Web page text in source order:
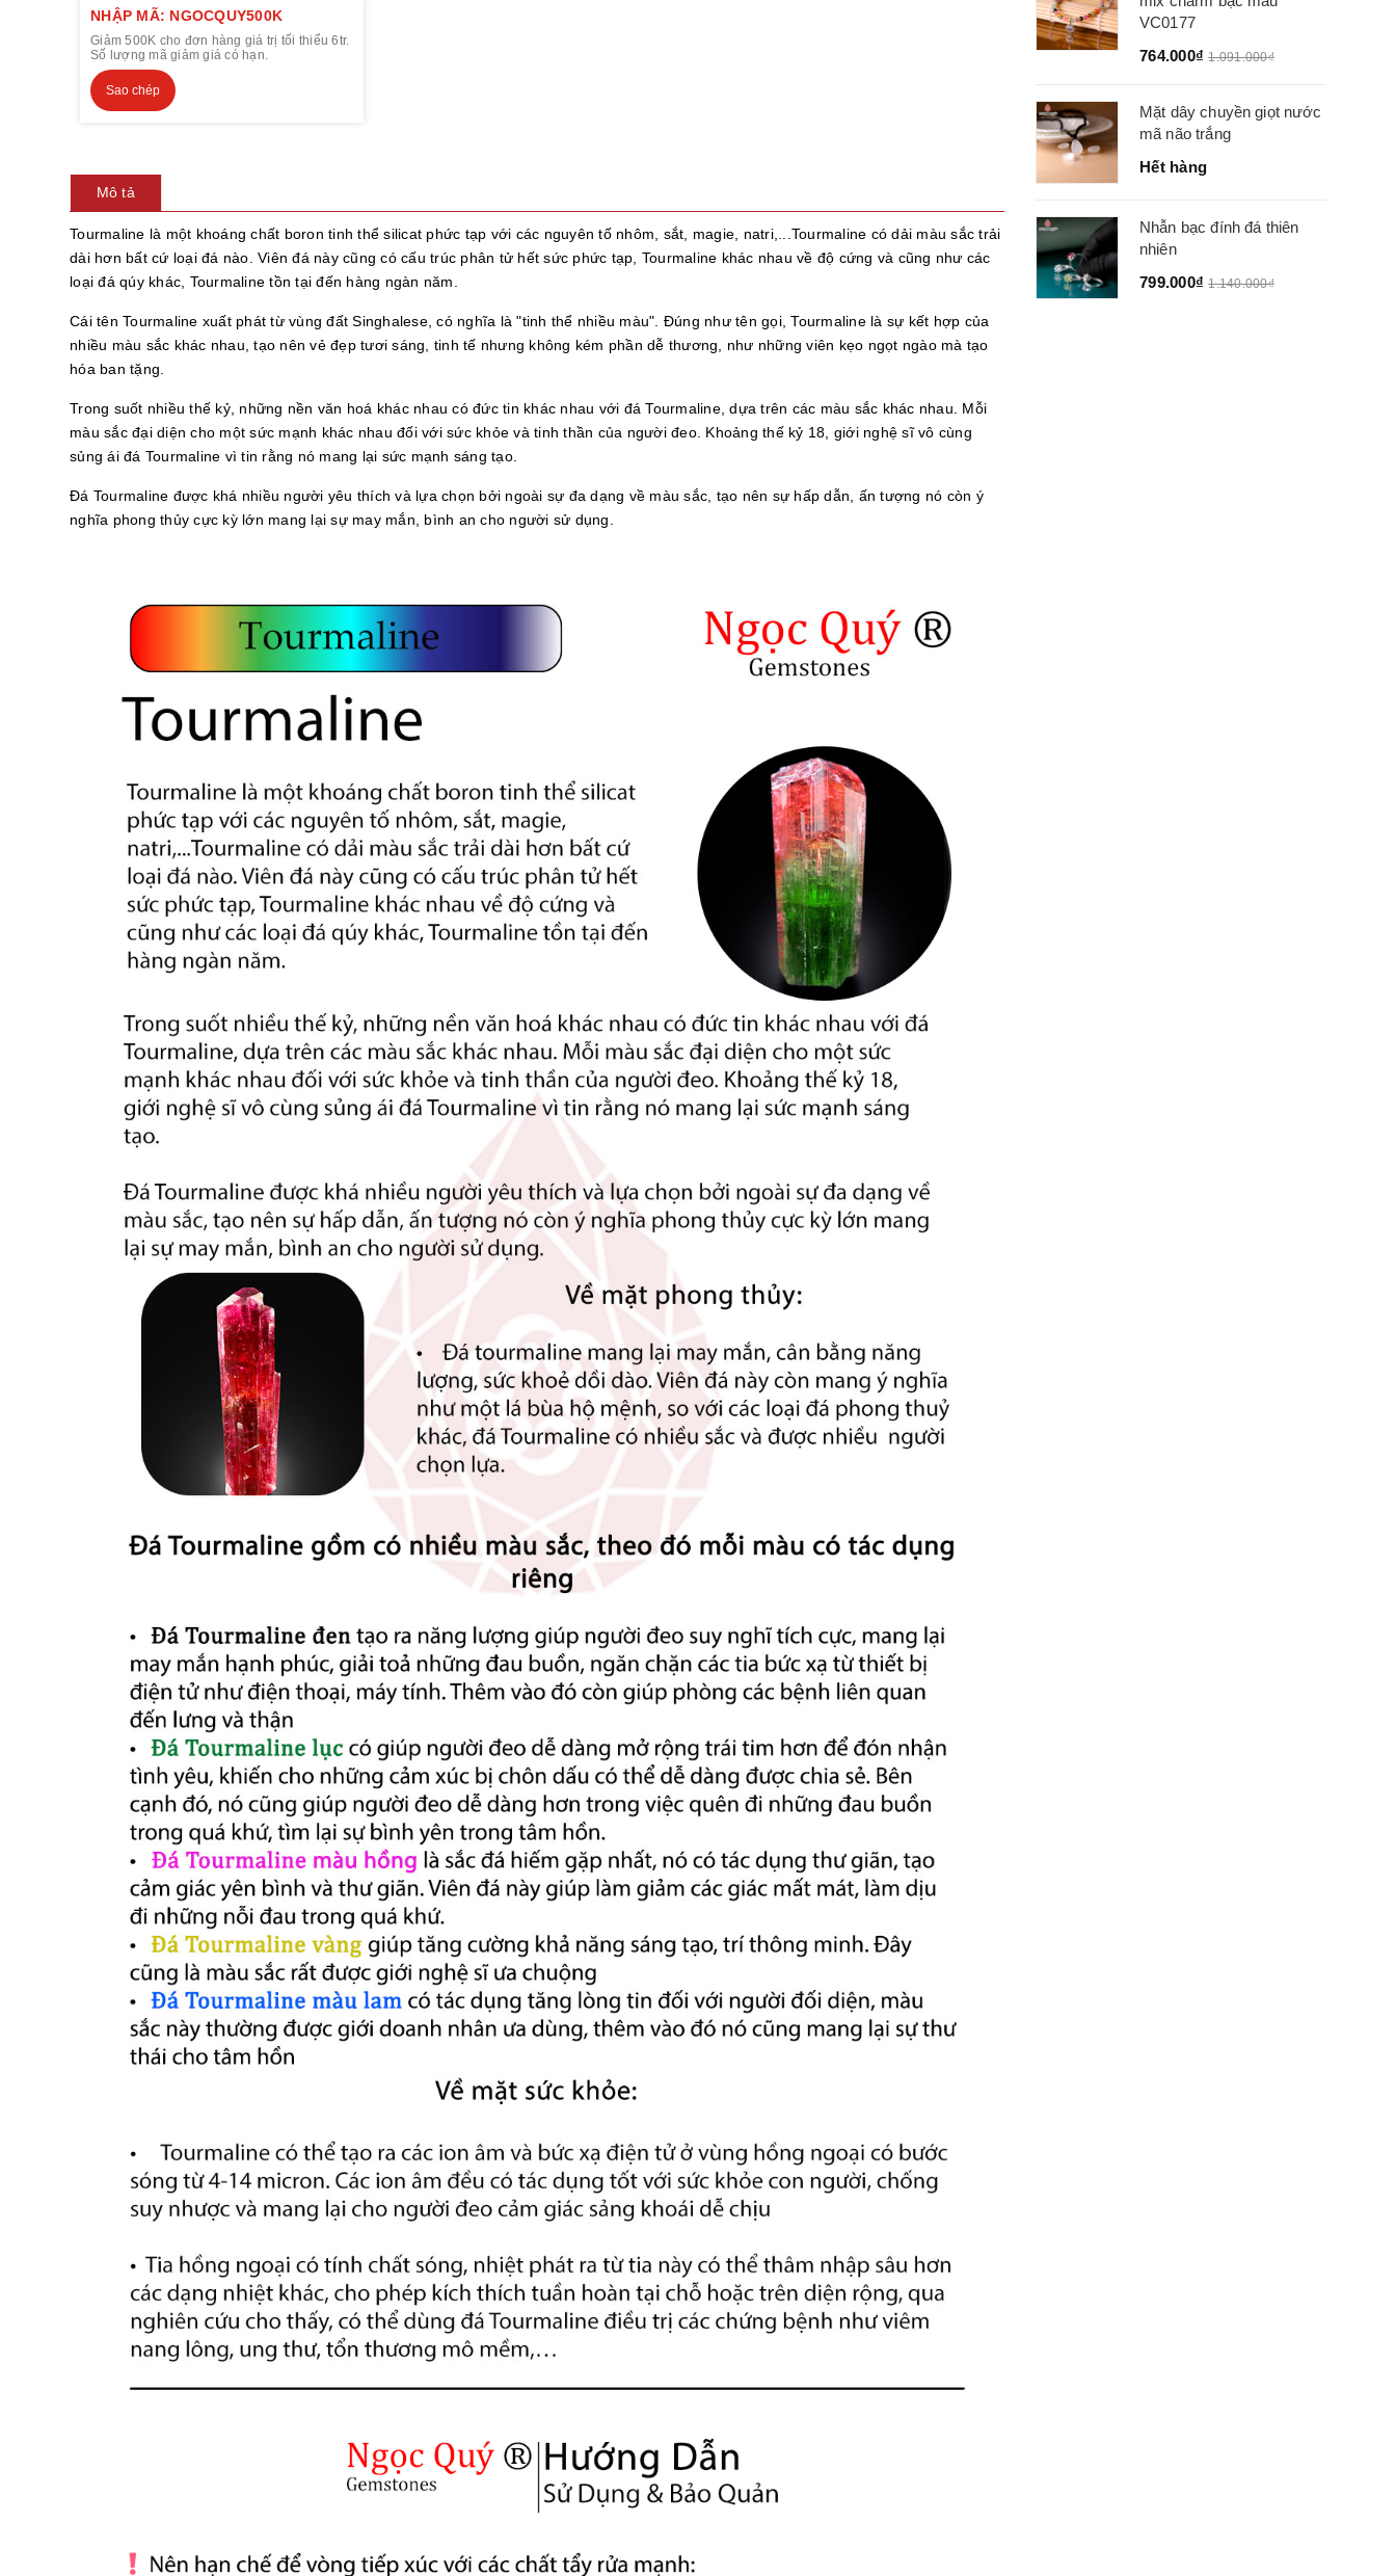
NHẬP MÃ: NGOCQUY500K
Giảm 500K cho đơn hàng giá trị tối thiểu 6tr.
Số lượng mã giảm giá có hạn.
Sao chép
Mô tả
Tourmaline là một khoáng chất boron tinh thể silicat phức tạp với các nguyên tố nhôm, sắt, magie, natri,...Tourmaline có dải màu sắc trải
dài hơn bất cứ loại đá nào. Viên đá này cũng có cấu trúc phân tử hết sức phức tạp, Tourmaline khác nhau về độ cứng và cũng như các
loại đá qúy khác, Tourmaline tồn tại đến hàng ngàn năm.
Cái tên Tourmaline xuất phát từ vùng đất Singhalese, có nghĩa là "tinh thể nhiều màu". Đúng như tên gọi, Tourmaline là sự kết hợp của
nhiều màu sắc khác nhau, tạo nên vẻ đẹp tươi sáng, tinh tế nhưng không kém phần dễ thương, như những viên kẹo ngọt ngào mà tạo
hóa ban tặng.
Trong suốt nhiều thế kỷ, những nền văn hoá khác nhau có đức tin khác nhau với đá Tourmaline, dựa trên các màu sắc khác nhau. Mỗi
màu sắc đại diện cho một sức mạnh khác nhau đối với sức khỏe và tinh thần của người đeo. Khoảng thế kỷ 18, giới nghệ sĩ vô cùng
sủng ái đá Tourmaline vì tin rằng nó mang lại sức mạnh sáng tạo.
Đá Tourmaline được khá nhiều người yêu thích và lựa chọn bởi ngoài sự đa dạng về màu sắc, tạo nên sự hấp dẫn, ấn tượng nó còn ý
nghĩa phong thủy cực kỳ lớn mang lại sự may mắn, bình an cho người sử dụng.
VC0177
764.000₫ 1.091.000₫
Mặt dây chuyền giọt nước
mã não trắng
Hết hàng
Nhẫn bạc đính đá thiên
nhiên
799.000₫ 1.140.000₫